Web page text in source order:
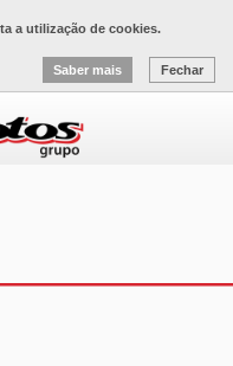
a utilização de cookies.
Saber mais Fechar